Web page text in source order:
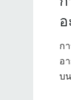
อ
ก
อ
บ